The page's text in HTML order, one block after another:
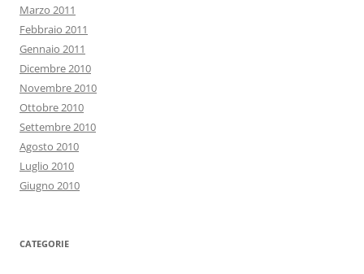
Marzo 2011
Febbraio 2011
Gennaio 2011
Dicembre 2010
Novembre 2010
Ottobre 2010
Settembre 2010
Agosto 2010
Luglio 2010
Giugno 2010
CATEGORIE